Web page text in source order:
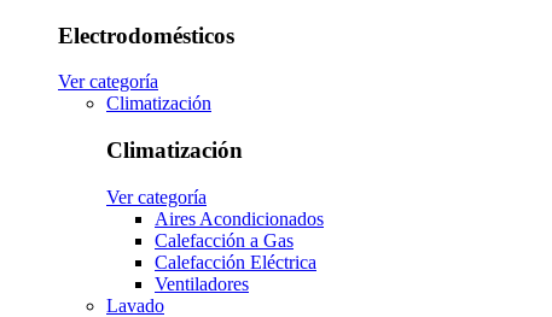
Electrodomésticos
Ver categoría
Climatización
Climatización
Ver categoría
Aires Acondicionados
Calefacción a Gas
Calefacción Eléctrica
Ventiladores
Lavado